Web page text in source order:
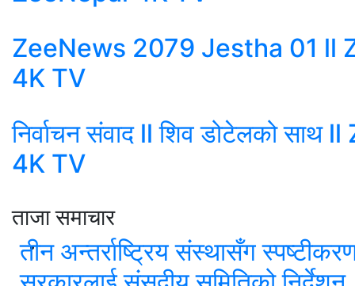
ZeeNews 2079 Jestha 01 ll
4K TV
निर्वाचन संवाद ll शिव डोटेलको साथ
4K TV
ताजा समाचार
तीन अन्तर्राष्ट्रिय संस्थासँग